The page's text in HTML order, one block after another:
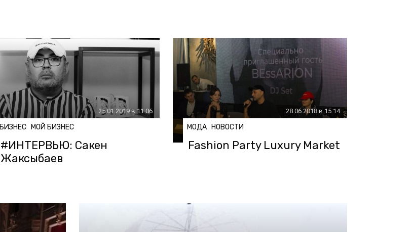
25.01.2019 в 11:06
БИЗНЕС МОЙ БИЗНЕС
#ИНТЕРВЬЮ: Сакен
Жаксыбаев
28.06.2018 в 15:14
МОДА НОВОСТИ
Fashion Party Luxury Market